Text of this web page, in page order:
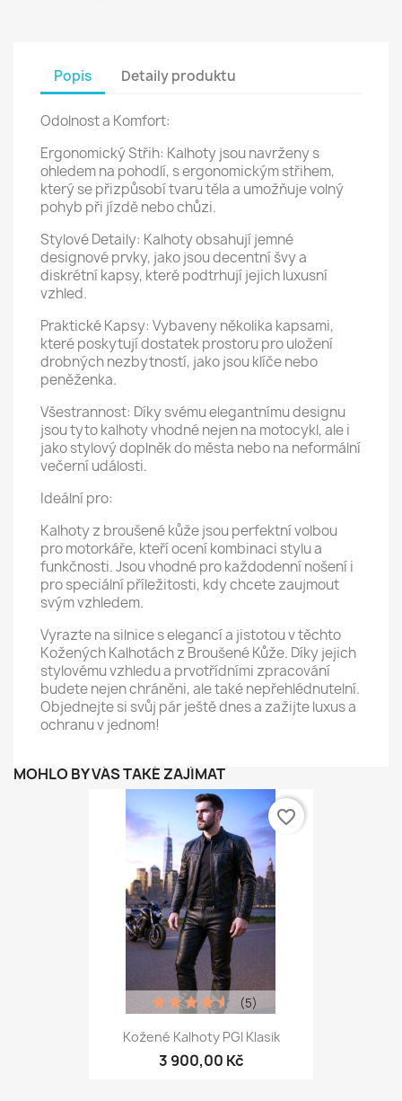
Popis Detaily produktu
Odolnost a Komfort:
Ergonomický Střih: Kalhoty jsou navrženy s
ohledem na pohodlí, s ergonomickým střihem,
který se přizpůsobí tvaru těla a umožňuje volný
pohyb při jízdě nebo chůzi.
Stylové Detaily: Kalhoty obsahují jemné
designové prvky, jako jsou decentní švy a
diskrétní kapsy, které podtrhují jejich luxusní
vzhled.
Praktické Kapsy: Vybaveny několika kapsami,
které poskytují dostatek prostoru pro uložení
drobných nezbytností, jako jsou klíče nebo
peněženka.
Všestrannost: Díky svému elegantnímu designu
jsou tyto kalhoty vhodné nejen na motocykl, ale i
jako stylový doplněk do města nebo na neformální
večerní události.
Ideální pro:
Kalhoty z broušené kůže jsou perfektní volbou
pro motorkáře, kteří ocení kombinaci stylu a
funkčnosti. Jsou vhodné pro každodenní nošení i
pro speciální příležitosti, kdy chcete zaujmout
svým vzhledem.
Vyrazte na silnice s elegancí a jistotou v těchto
Kožených Kalhotách z Broušené Kůže. Díky jejich
stylovému vzhledu a prvotřídními zpracování
budete nejen chráněni, ale také nepřehlédnutelní.
Objednejte si svůj pár ještě dnes a zažijte luxus a
ochranu v jednom!
MOHLO BY VÁS TAKÉ ZAJÍMAT
Kožené Kalhoty PGI Klasik
3 900,00 Kč
(5)
favorite_border